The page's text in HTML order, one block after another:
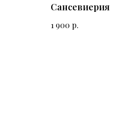
Сансевиерия
1 900 р.